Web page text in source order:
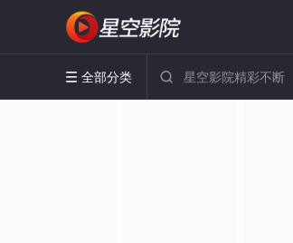
 全部分类 